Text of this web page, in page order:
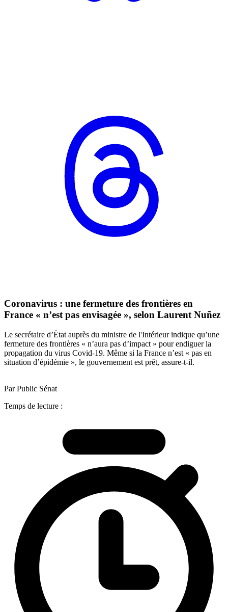
Coronavirus : une fermeture des frontières en
France « n’est pas envisagée », selon Laurent Nuñez
Le secrétaire d’État auprès du ministre de l'Intérieur indique qu’une
fermeture des frontières « n’aura pas d’impact » pour endiguer la
propagation du virus Covid-19. Même si la France n’est « pas en
situation d’épidémie », le gouvernement est prêt, assure-t-il.
Par Public Sénat
Temps de lecture :